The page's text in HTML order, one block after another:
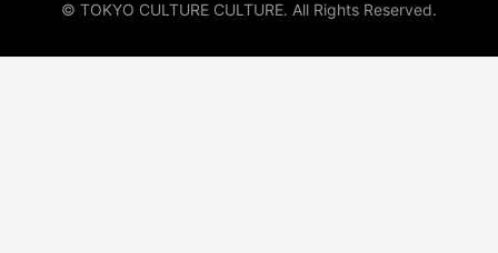
© TOKYO CULTURE CULTURE. All Rights Reserved.